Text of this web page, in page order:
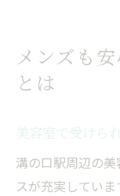
メンズも
とは
美容室で受けら
溝の口駅周辺の
スが充実していま